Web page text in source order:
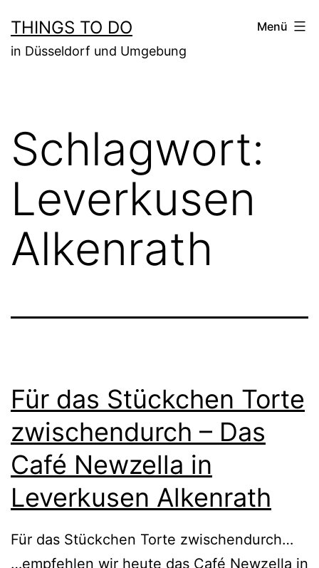
Inhalt
springen
THINGS TO DO
in Düsseldorf und Umgebung
Menü
Schlagwort:
Leverkusen
Alkenrath
Für das Stückchen Torte
zwischendurch – Das
Café Newzella in
Leverkusen Alkenrath
Für das Stückchen Torte zwischendurch…
…empfehlen wir heute das Café Newzella in